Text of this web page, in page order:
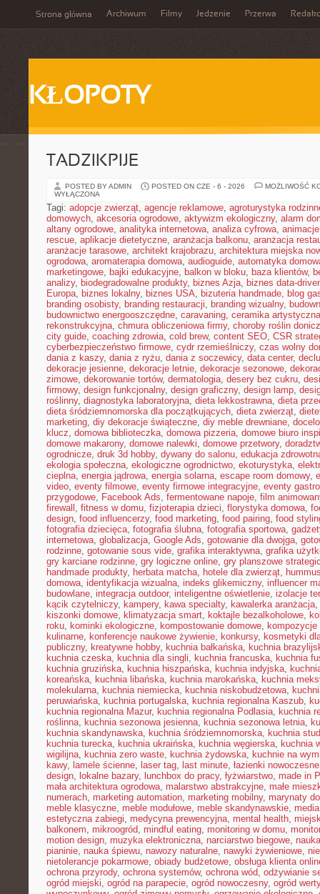
Strona główna Archiwum Filmy Jedzenie Przerwa
KŁOPOTY
TADZIKPIJE
POSTED BY ADMIN POSTED ON CZE - 6 - 2026
MOŻLIWOŚĆ
WYŁĄCZONA
Tagi: adopcje zwierząt, agencje reklamowe, agroturystyka
domowych, akcesoria ogrodowe, aktywizm ekologiczny, alarm
altany ogrodowe, analityka internetowa, analiza cyfrowa,
rescue, aplikacje dietetyczne, aranżacja balkonu, aranżacja
aranżacje tarasowe, architekt krajobrazu, architektura miejska
ogrodowa, aromaterapia domowa, audioguide, automatyka
marketingowe, bajki edukacyjne, balkon w bloku, baza klientów,
analizy, biodegradowalne produkty, biznes Azja, biznes data-
Europa, biznes lokalny, biznes USA, bizuteria handmade, blog
branding osobisty, branding restauracji, branding wizualny,
budownictwo energooszczędne, caravaning, ceramika artystyczna
rekonstrukcyjna, chmura obliczeniowa firmy, choroby roślin
city guide, coaching zdrowia, cold brew, content SEO, CSR
cyberbezpieczeństwo firmowe, cydr rzemieślniczy, czas wolny
dania z kaszy, dania z ryżu, dania z soczewicy, data center,
dekoracje jesienne, dekoracje letnie, dekoracje sezonowe,
zimowe, dekorowanie tortów, dermatologia, desery bez cukru,
firmowy, design funkcjonalny, design graficzny, design lamp,
roślinny, diagnostyka laboratoryjna, dieta lekkostrawna, dieta
dieta śródziemnomorska dla początkujących, dieta zwierząt,
marketing, diy dekoracje świąteczne, diy meble drewniane,
klucz, domowa biblioteczka, domowa pizzeria, domowe biuro
domowe makarony, domowe nalewki, domowe przetwory,
ogrodnicze, druk 3d hobby, dywany do salonu, edukacja
ekologia społeczna, ekologiczne ogrodnictwo, ekoturystyka,
cieplna, energia jądrowa, energia solarna, escape room domowy,
video, eventy filmowe, eventy firmowe integracyjne, eventy
przygodowe, Facebook Ads, fermentowane napoje, film
firewall , fitness w domu, fizjoterapia dzieci, florystyka domowa,
design, food influencerzy, food marketing, food pairing, food
fotografia dziecięca, fotografia ślubna, fotografia sportowa,
internetowa, globalizacja, Google Ads, gotowanie dla dwojga,
rodzinne, gotowanie sous vide, grafika interaktywna, grafika
gry karciane rodzinne, gry logiczne online, gry planszowe
handmade produkty, herbata matcha, hotele dla zwierząt,
domowa, identyfikacja wizualna, indeks glikemiczny, influencer
budowlane, integracja outdoor, inteligentne oświetlenie, izolacje
kącik czytelniczy, kampery, kawa specialty, kawalerka aranżacja,
kiszonki domowe, klimatyzacja smart, koktajle bezalkoholowe,
roku, kominki ekologiczne, kompostowanie domowe, kompozycje
kulinarne, konferencje naukowe żywienie, konkursy, kosmetyki
publiczny, kreatywne hobby, kuchnia bałkańska, kuchnia
kuchnia czeska, kuchnia dla singli, kuchnia francuska, kuchnia
kuchnia gruzińska, kuchnia hiszpańska, kuchnia indyjska,
koreańska, kuchnia libańska, kuchnia marokańska, kuchnia
molekularna, kuchnia niemiecka, kuchnia niskobudżetowa,
peruwiańska, kuchnia portugalska, kuchnia regionalna Kaszub,
kuchnia regionalna Mazur, kuchnia regionalna Podlasia, kuchnia
roślinna, kuchnia sezonowa jesienna, kuchnia sezonowa letnia,
kuchnia skandynawska, kuchnia śródziemnomorska, kuchnia
kuchnia turecka, kuchnia ukraińska, kuchnia węgierska, kuchnia
wigilijna, kuchnia zero waste, kuchnia żydowska, kuchnie na
kawy, lamele ścienne, laser tag, last minute, łazienki nowoczesne
design, lokalne bazary, lunchbox do pracy, łyżwiarstwo, made in
mała architektura ogrodowa, malarstwo abstrakcyjne, małe
numerach, marketing automation, marketing mobilny, marynaty
meble klasyczne, meble modułowe, meble skandynawskie,
estetyczna zabiegi, medycyna prewencyjna, mental health,
balkonem, mikroogród, mindful eating, monitoring w domu,
motion design, muzyka elektroniczna, narciarstwo biegowe,
pianinie, nauka śpiewu, nawozy naturalne, nawyki żywieniowe,
nietolerancje pokarmowe, obiady budżetowe, obsługa klienta
ochrona przyrody, ochrona systemów, ochrona wód, odżywianie
ogród miejski, ogród na parapecie, ogród nowoczesny, ogród